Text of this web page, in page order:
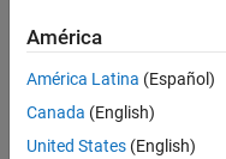
América
América Latina (Español)
Canada (English)
United States (English)